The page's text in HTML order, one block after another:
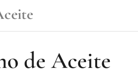
de Aceite